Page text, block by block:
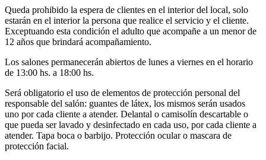
Queda prohibido la espera de clientes en el interior del local, solo
estarán en el interior la persona que realice el servicio y el cliente.
Exceptuando esta condición el adulto que acompañe a un menor de
12 años que brindará acompañamiento.
Los salones permanecerán abiertos de lunes a viernes en el horario
de 13:00 hs. a 18:00 hs.
Será obligatorio el uso de elementos de protección personal del
responsable del salón: guantes de látex, los mismos serán usados
uno por cada cliente a atender. Delantal o camisolín descartable o
que pueda ser lavado y desinfectado en cada uso, por cada cliente a
atender. Tapa boca o barbijo. Protección ocular o mascara de
protección facial.